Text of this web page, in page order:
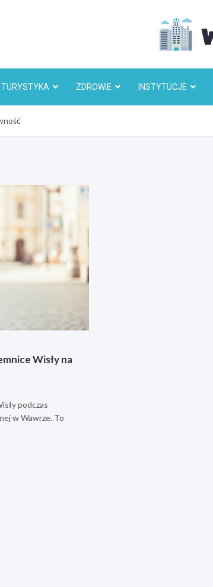
TURYSTYKA ZDROWIE INSTYTUCJE
Wisły na
podczas
w Wawrze. To